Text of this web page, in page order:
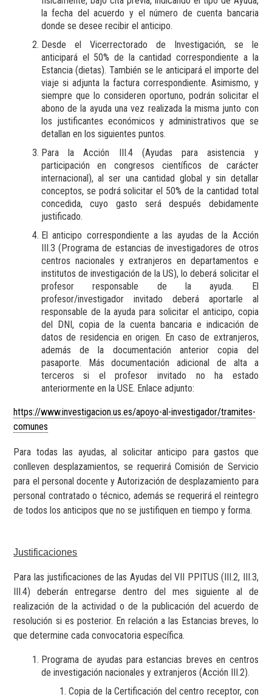
la fecha del acuerdo y el número de cuenta bancaria
donde se desee recibir el anticipo.
Desde el Vicerrectorado de Investigación, se le
anticipará el 50% de la cantidad correspondiente a la
Estancia (dietas). También se le anticipará el importe del
viaje si adjunta la factura correspondiente. Asimismo, y
siempre que lo consideren oportuno, podrán solicitar el
abono de la ayuda una vez realizada la misma junto con
los justificantes económicos y administrativos que se
detallan en los siguientes puntos.
Para la Acción III.4 (Ayudas para asistencia y
participación en congresos científicos de carácter
internacional), al ser una cantidad global y sin detallar
conceptos, se podrá solicitar el 50% de la cantidad total
concedida, cuyo gasto será después debidamente
justificado.
El anticipo correspondiente a las ayudas de la Acción
III.3 (Programa de estancias de investigadores de otros
centros nacionales y extranjeros en departamentos e
institutos de investigación de la US), lo deberá solicitar el
profesor responsable de la ayuda. El
profesor/investigador invitado deberá aportarle al
responsable de la ayuda para solicitar el anticipo, copia
del DNI, copia de la cuenta bancaria e indicación de
datos de residencia en origen. En caso de extranjeros,
además de la documentación anterior copia del
pasaporte. Más documentación adicional de alta a
terceros si el profesor invitado no ha estado
anteriormente en la USE. Enlace adjunto:
https://www.investigacion.us.es/apoyo-al-investigador/tramites-
comunes
Para todas las ayudas, al solicitar anticipo para gastos que
conlleven desplazamientos, se requerirá Comisión de Servicio
para el personal docente y Autorización de desplazamiento para
personal contratado o técnico, además se requerirá el reintegro
de todos los anticipos que no se justifiquen en tiempo y forma.
Justificaciones
Para las justificaciones de las Ayudas del VII PPITUS (III.2, III.3,
III.4) deberán entregarse dentro del mes siguiente al de
realización de la actividad o de la publicación del acuerdo de
resolución si es posterior. En relación a las Estancias breves, lo
que determine cada convocatoria específica.
Programa de ayudas para estancias breves en centros
de investigación nacionales y extranjeros (Acción III.2).
Copia de la Certificación del centro receptor, con